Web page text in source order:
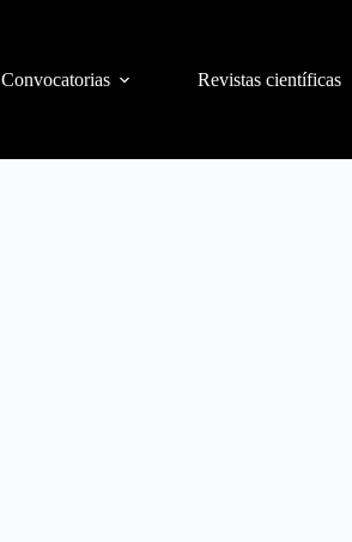
Convocatorias Revistas científicas